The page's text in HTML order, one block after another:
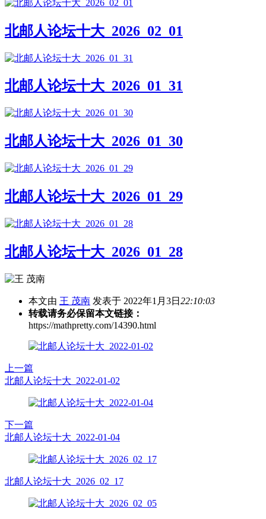
北邮人论坛十大_2026_02_01
北邮人论坛十大_2026_01_31
北邮人论坛十大_2026_01_30
北邮人论坛十大_2026_01_29
北邮人论坛十大_2026_01_28
本文由 王 茂南 发表于 2022年1月3日 22:10:03
转载请务必保留本文链接：
https://mathpretty.com/14390.html
上一篇
北邮人论坛十大_2022-01-02
下一篇
北邮人论坛十大_2022-01-04
北邮人论坛十大_2026_02_17